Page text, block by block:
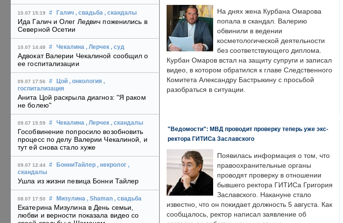
10.07 15:19 # Галич , свадьба , скандалы
Ида Галич и Олег Ледвич поженились в
Северной Осетии
10.07 14:48 # Чекалина , Лерчек , суд
Адвокат Валерии Чекалиной сообщил о
ее госпитализации
09.07 17:56 # Цой , онкология ,
госпитализация
Анита Цой раскрыла диагноз: "Я раком
не болею"
09.07 15:59 # Чекалина , Лерчек , скандалы
Гособвинение попросило возобновить
процесс по делу Валерии Чекалиной, и
тут ей снова стало хуже
09.07 12:44 # БонниТайлер , некролог ,
скандалы
Ушла из жизни певица Бонни Тайлер
08.07 17:50 # Мизулина , Shaman , свадьба
Екатерина Мизулина в День семьи,
любви и верности показала видео со
На днях жена Курбана Омарова
попала в скандал. Валерию
обвинили в ведении
косметологической деятельности
без соответствующего диплома.
Курбан Омаров встал на защиту супруги и записал
видео, в котором обратился к главе Следственного
Комитета Александру Бастрыкину с просьбой
разобраться в ситуации.
"Ведомости": МВД проводит проверку теперь уже экс-
ректора ГИТИСа Заславского
Появилась информация о том, что
правоохранительные органы
проводят проверку в отношении
бывшего ректора ГИТИСа Григория
Заславского. Накануне стало
известно, что он покидает должность 5 августа. Как
сообщалось, ректор написал заявление об